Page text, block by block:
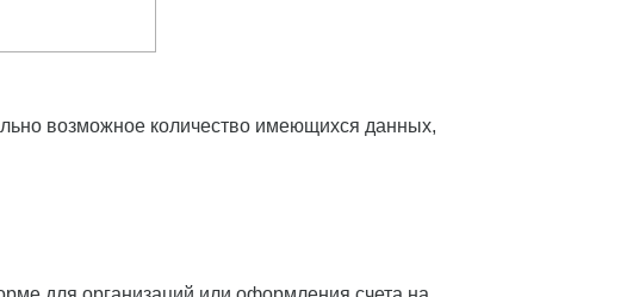
возможное количество имеющихся данных,